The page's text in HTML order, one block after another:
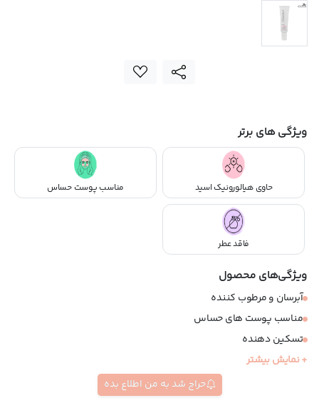
ویژگی های برتر
حاوی هیالورونیک اسید مناسب پوست حساس
فاقد عطر
ویژگی‌های محصول
آبرسان و مرطوب کننده
مناسب پوست های حساس
تسکین دهنده
کرولتی فری
کاهش قرمزی پوست
+ نمایش بیشتر
حراج شد به من اطلاع بده